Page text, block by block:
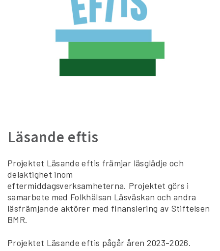
Läsande eftis
Projektet Läsande eftis främjar läsglädje och
delaktighet inom
eftermiddagsverksamheterna. Projektet görs i
samarbete med Folkhälsan Läsväskan och andra
läsfrämjande aktörer med finansiering av Stiftelsen
BMR.
Projektet Läsande eftis pågår åren 2023-2026.